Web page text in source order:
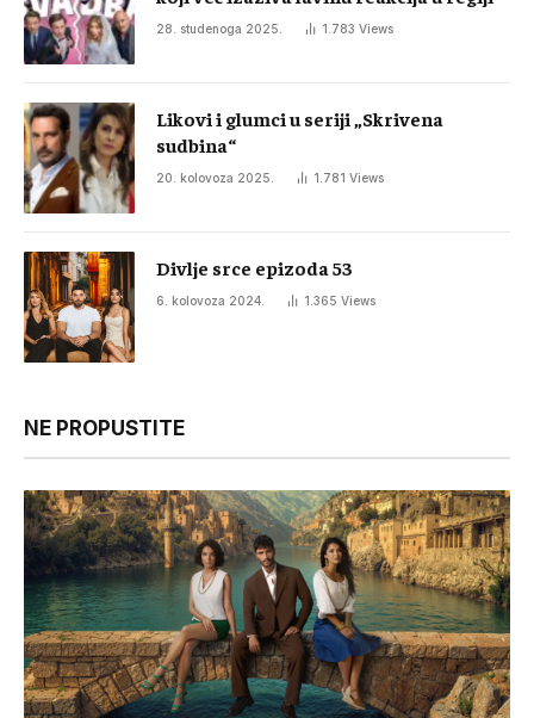
28. studenoga 2025. 1.783 Views
Likovi i glumci u seriji „Skrivena
sudbina“
20. kolovoza 2025. 1.781 Views
Divlje srce epizoda 53
6. kolovoza 2024. 1.365 Views
NE PROPUSTITE